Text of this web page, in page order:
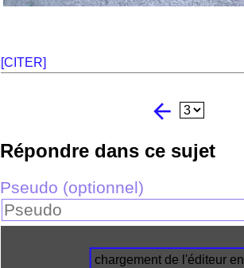
[CITER]
arrow_back
Répondre dans ce sujet
Pseudo (optionnel)
chargement de l'éditeur en